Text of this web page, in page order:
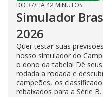
DO R7/HÁ 42 MINUTOS
Simulador
2026
Quer testar suas
nosso simulador do
o dono da tabela! Dê
rodada a rodada e
campeões, os
rebaixados para a Série B.